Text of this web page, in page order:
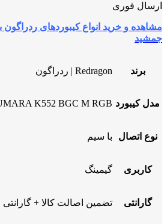
ارسال فوری
مشاهده و خرید انواع کیبوردهای ردراگون
جمشید
برند Redragon | ردراگون
مدل کیبورد K552 BGC M RGB
نوع اتصال با سیم
کاربری گیمینگ
گارانتی تضمین اصالت کالا +